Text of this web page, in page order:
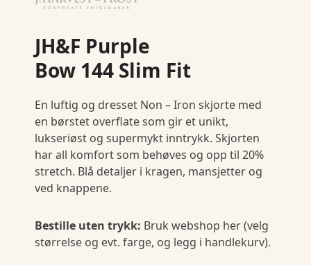
JH&F Purple
Bow 144 Slim Fit
En luftig og dresset Non – Iron skjorte med
en børstet overflate som gir et unikt,
lukseriøst og supermykt inntrykk. Skjorten
har all komfort som behøves og opp til 20%
stretch. Blå detaljer i kragen, mansjetter og
ved knappene.
Bestille uten trykk: Bruk webshop her (velg
størrelse og evt. farge, og legg i handlekurv).